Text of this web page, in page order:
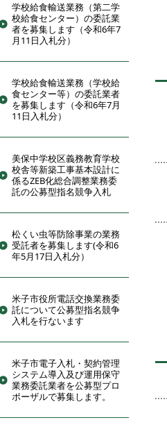
学校給食輸送業務（第二学
校給食センター）の委託業
者を募集します（令和6年7
月11日入札分）
学校給食輸送業務（学校給
食センター等）の委託業者
を募集します（令和6年7月
11日入札分）
美保中学校区義務教育学校
校舎等新築工事基本設計に
係るZEB化総合調整業務委
託の公募型指名競争入札
松くい虫等防除事業の業務
受託者を募集します(令和6
年5月17日入札分）
米子市役所電話交換業務委
託について公募型指名競争
入札を行ないます
米子市電子入札・契約管理
システム導入及び運用保守
業務委託業者を公募型プロ
ポーザルで募集します。